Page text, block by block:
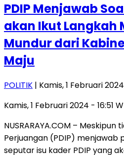
PDIP Menjawab
akan Ikut Langkah
Mundur dari
Maju
POLITIK | Kamis, 1 Februari
Kamis, 1 Februari 2024 - 16:51
NUSRARAYA.COM – Meskipun
Perjuangan (PDIP) menjawab
seputar isu kader PDIP yang